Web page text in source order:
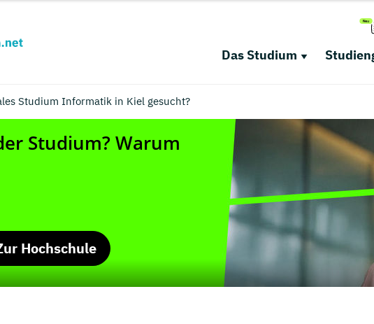
Das Studium
Studium Informatik in Kiel gesucht?
Hochschule